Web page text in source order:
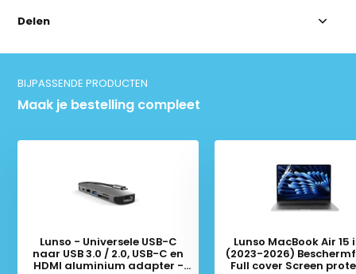
Delen
BIJPASSENDE PRODUCTEN
Maak je bestelling compleet
Lunso - Universele USB-C
naar USB 3.0 / 2.0, USB-C en
HDMI aluminium adapter -
Lunso MacBook Air 15
(2023-2026)
Full cover Screen